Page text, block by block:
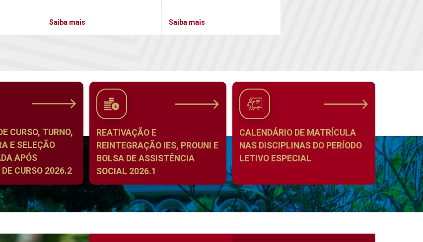
Saiba mais Saiba mais
CURSO, TURNO,
E SELEÇÃO
APÓS
CURSO 2026.2
REATIVAÇÃO E
REINTEGRAÇÃO IES, PROUNI E
BOLSA DE ASSISTÊNCIA
SOCIAL 2026.1
CALENDÁRIO DE MATRÍCULA
NAS DISCIPLINAS DO PERÍODO
LETIVO ESPECIAL